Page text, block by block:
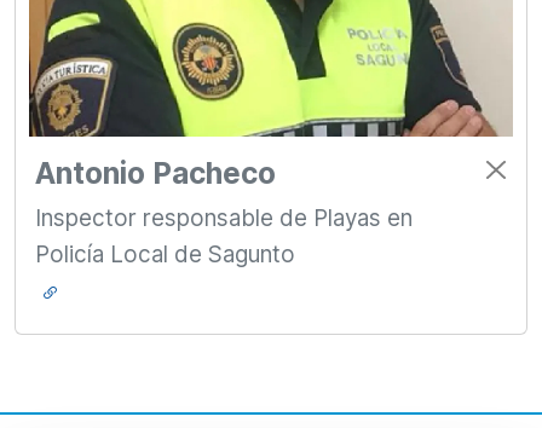
Antonio Pacheco
Inspector responsable de Playas en
Policía Local de Sagunto